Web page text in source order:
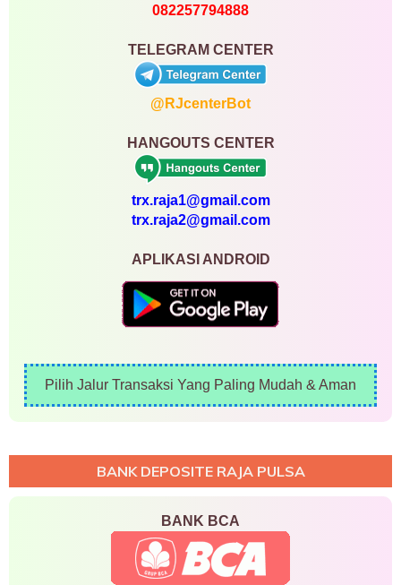
082257794888
TELEGRAM CENTER
@RJcenterBot
HANGOUTS CENTER
trx.raja1@gmail.com
trx.raja2@gmail.com
APLIKASI ANDROID
Pilih Jalur Transaksi Yang Paling Mudah & Aman
BANK DEPOSITE RAJA PULSA
BANK BCA